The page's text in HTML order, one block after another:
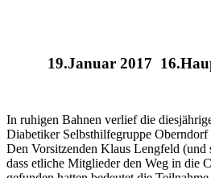
19.Januar 2017
In ruhigen Bahnen verlief die
Diabetiker Selbsthilfegruppe
Den Vorsitzenden Klaus Lengfeld (und
dass etliche Mitglieder den Weg in die